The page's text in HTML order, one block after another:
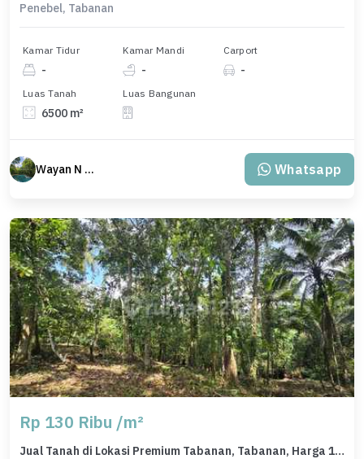
Penebel, Tabanan
Kamar Tidur
-
Kamar Mandi
-
Carport
-
Luas Tanah
6500 m²
Luas Bangunan
Wayan N Bali Whatsapp
Rp 130 Ribu /m²
Jual Tanah di Lokasi Premium Tabanan, Tabanan, Harga 1,69 Miliar